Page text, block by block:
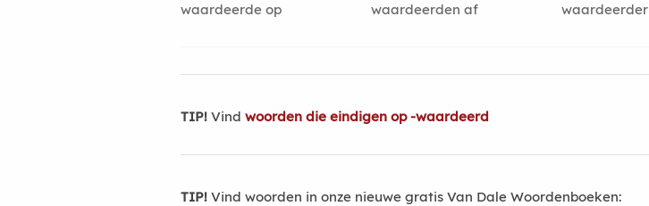
waardeerde op
waardeerden af waardeerder
TIP! Vind woorden die eindigen op -waardeerd
TIP! Vind woorden in onze nieuwe gratis Van Dale Woordenboeken: